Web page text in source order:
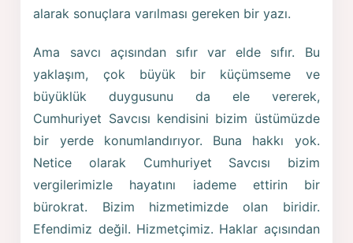
alarak sonuçlara varılması gereken bir yazı.
Ama savcı açısından sıfır var elde sıfır. Bu
yaklaşım, çok büyük bir küçümseme ve
büyüklük duygusunu da ele vererek,
Cumhuriyet Savcısı kendisini bizim üstümüzde
bir yerde konumlandırıyor. Buna hakkı yok.
Netice olarak Cumhuriyet Savcısı bizim
vergilerimizle hayatını iademe ettirin bir
bürokrat. Bizim hizmetimizde olan biridir.
Efendimiz değil. Hizmetçimiz. Haklar açısından